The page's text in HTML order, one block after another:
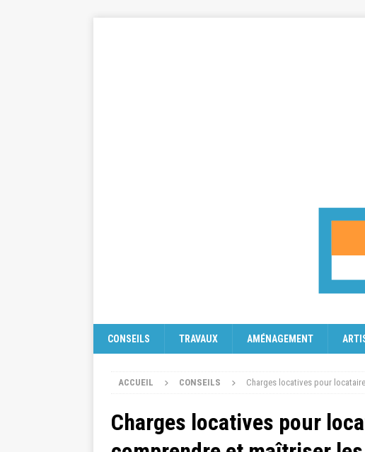
CONSEILS TRAVAUX AMÉNAGEMENT
ACCUEIL CONSEILS Charges locatives pour
Charges locatives pour